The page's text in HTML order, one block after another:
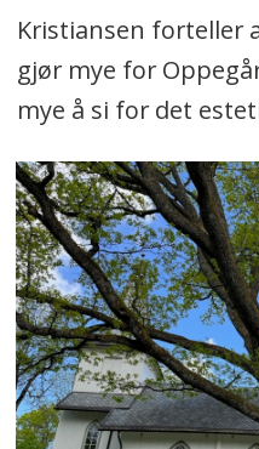
Kristiansen forteller
gjør mye for
mye å si for det